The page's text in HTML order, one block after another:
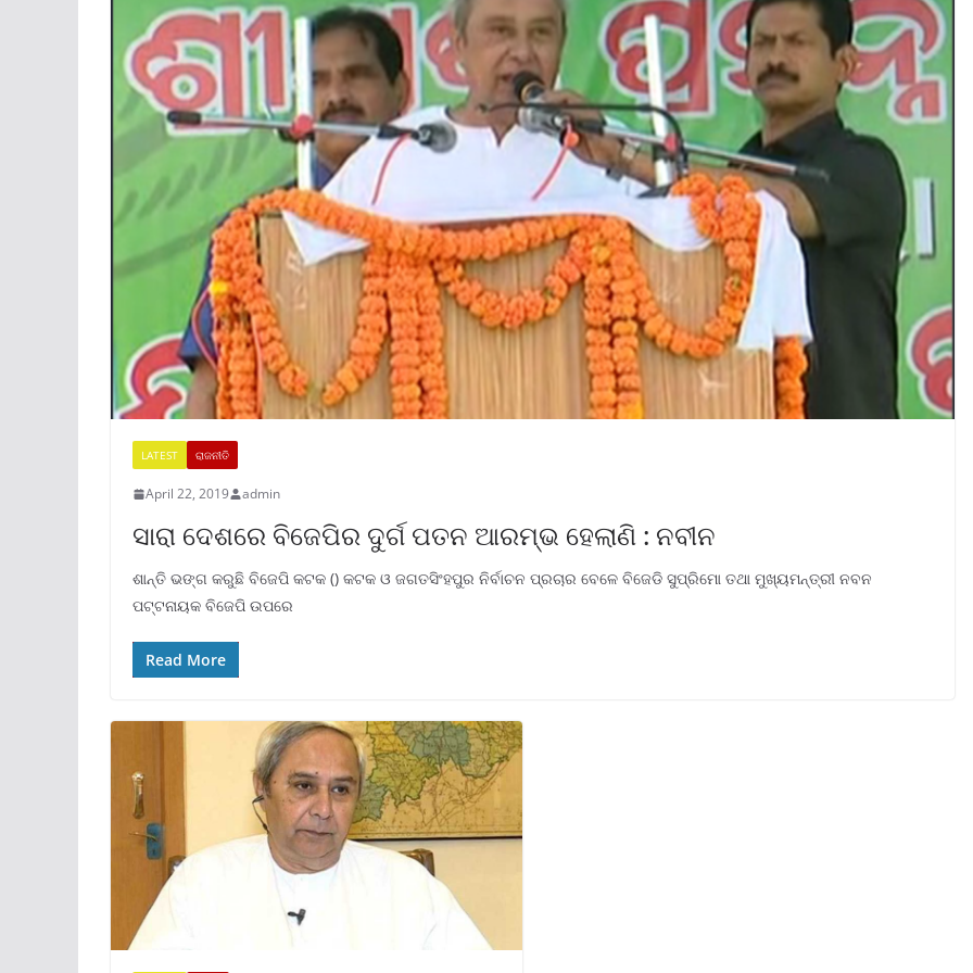
LATEST ରାଜନୀତି
April 22, 2019 admin
ସାରା ଦେଶରେ ବିଜେପିର ଦୁର୍ଗ ପତନ ଆରମ୍ଭ ହେଲାଣି : ନବୀନ
ଶାନ୍ତି ଭଙ୍ଗ କରୁଛି ବିଜେପି କଟକ () କଟକ ଓ ଜଗତସିଂହପୁର ନିର୍ବାଚନ ପ୍ରଚାର ବେଳେ ବିଜେଡି ସୁପ୍ରିମୋ ତଥା ମୁଖ୍ୟମନ୍ତ୍ରୀ ନବନ
ପଟ୍ଟନାୟକ ବିଜେପି ଉପରେ
Read More